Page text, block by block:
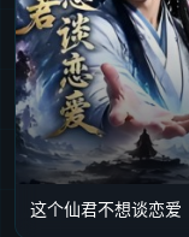
这个仙君不想谈恋爱